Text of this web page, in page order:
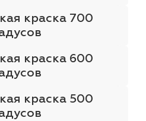
краска 700
краска 600
краска 500